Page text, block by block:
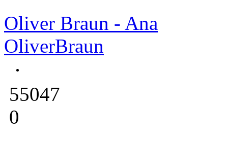
Oliver Braun - Ana
OliverBraun
55047
0